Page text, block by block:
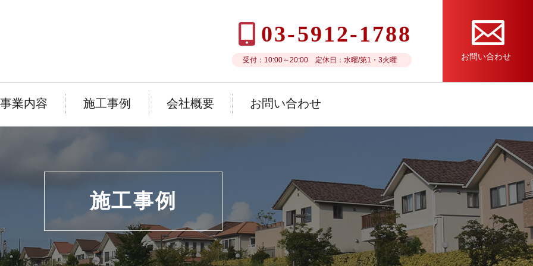
03-5912-1788
受付：10:00～20:00 定休日：水曜/第1・3火曜 お問い合わせ
事業内容 施工事例 会社概要 お問い合わせ
施工事例